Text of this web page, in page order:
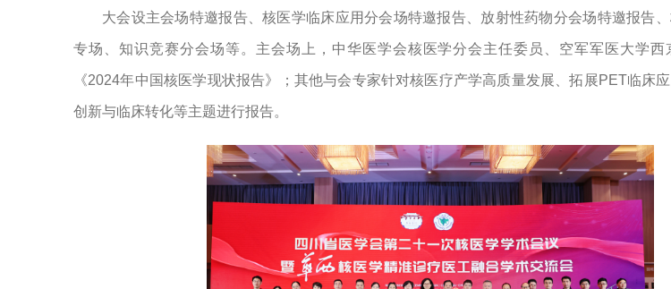
大会设主会场特邀报告、核医学临床应用分会场特邀报告、放射性药物分会场特邀报告
专场、知识竞赛分会场等。主会场上，中华医学会核医学分会主任委员、空军军医大学西
《2024年中国核医学现状报告》；其他与会专家针对核医疗产学高质量发展、拓展PET临床
创新与临床转化等主题进行报告。